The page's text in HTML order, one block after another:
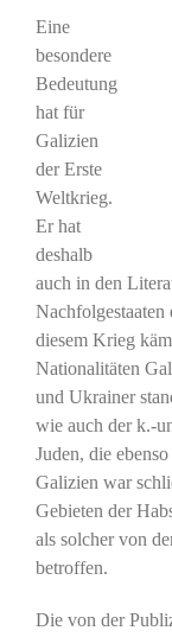
Eine
besondere
Bedeutung
hat für
Galizien
der Erste
Weltkrieg.
Er hat
deshalb
auch in den
Nachfolgestaaten
diesem Krieg
Nationalitäten
und Ukrainer
wie auch der k.-
Juden, die
Galizien war
Gebieten der
als solcher von
betroffen.
Die von der